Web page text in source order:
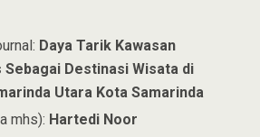
Daya Tarik Kawasan
Sebagai Destinasi Wisata di
Utara Kota Samarinda
mhs): Hartedi Noor